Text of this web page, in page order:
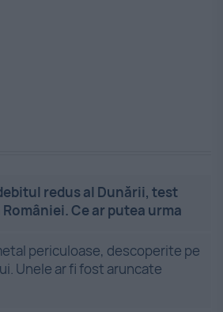
redus al Dunării, test
Ce ar putea urma
periculoase, descoperite pe
Unele ar fi fost aruncate